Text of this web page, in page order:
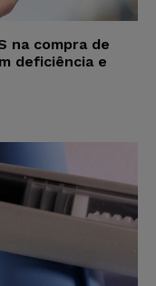
na compra de
deficiência e